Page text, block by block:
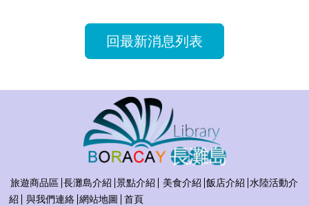
回最新消息列表
旅遊商品區 長灘島介紹 景點介紹 美食介紹 飯店介紹 水陸活動介
紹
與我們連絡 網站地圖 首頁